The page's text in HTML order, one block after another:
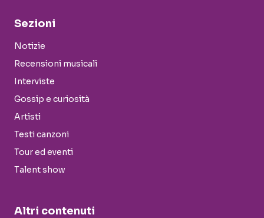
Sezioni
Notizie
Recensioni musicali
Interviste
Gossip e curiosità
Artisti
Testi canzoni
Tour ed eventi
Talent show
Altri contenuti